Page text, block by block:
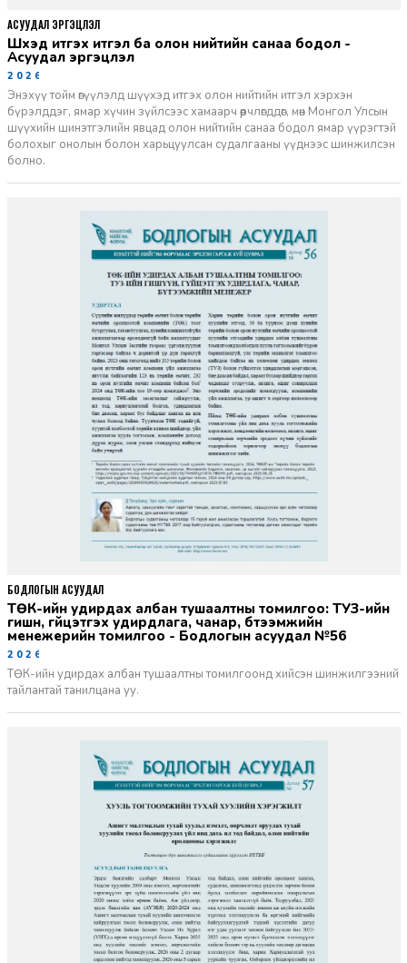
Шүүхэд итгэх итгэл ба олон нийтийн санаа бодол -
Асуудал эргэцүүлэл
2026-06-11
Энэхүү тойм өгүүлэлд шүүхэд итгэх олон нийтийн итгэл хэрхэн
бүрэлддэг, ямар хүчин зүйлсээс хамаарч өөрчлөгддөг, мөн Монгол Улсын
шүүхийн шинэтгэлийн явцад олон нийтийн санаа бодол ямар үүрэгтэй
болохыг онолын болон харьцуулсан судалгааны үүднээс шинжилсэн
болно.
АСУУДАЛ ЭРГЭЦҮҮЛЭЛ
ТӨК-ийн удирдах албан тушаалтны томилгоо: ТУЗ-ийн
гишүүн, гүйцэтгэх удирдлага, чанар, бүтээмжийн
менежерийн томилгоо - Бодлогын асуудал №56
2026-06-02
ТӨК-ийн удирдах албан тушаалтны томилгоонд хийсэн шинжилгээний
тайлантай танилцана уу.
БОДЛОГЫН АСУУДАЛ